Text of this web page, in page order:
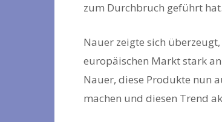
zum Durchbruch geführt hat.
Nauer zeigte sich
europäischen Markt stark
Nauer, diese Produkte nun
machen und diesen Trend